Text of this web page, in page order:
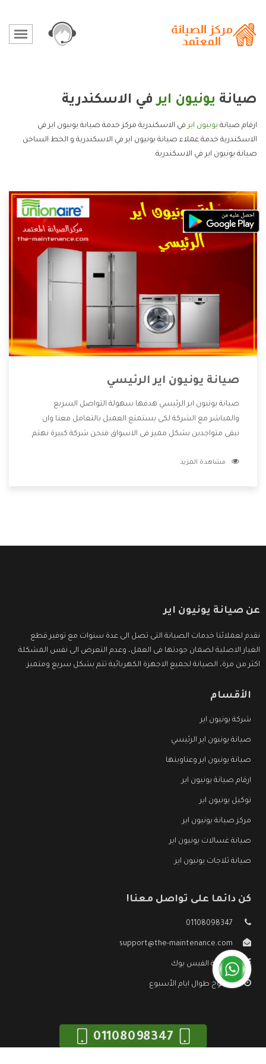
صيانة يونيون ايرفي الاسكندرية
ارقام صيانة يونيون ايرفي الاسكندرية مركز خدمة صيانة يونيون اير في
الاسكندرية خدمة عملاء صيانة يونيون اير في الاسكندرية و الخط الساخن
صيانة يونيون اير في الاسكندرية.
صيانة يونيون اير الرئيسي
صيانة يونيون اير الرئيسي هدفها سهولة التواصل السريع
والمباشر مع الشركة لكى يستمتع العميل بالتعامل معنا وان
نبقى متواجدين بشكل مميز فى الاسواق فنحن شركة كبيرة نهتم
الشركة بها والتى تكون منها خدمة الصيانة التى تكون من أهم
مشاهدة المزيد
عن صيانة يونيون اير
نقدم لعملائنا خدمات الصيانة التى تصل الى عدة سنوات مع توفير قطع
الغيار الاصلية لضمان جودتها فى العمل، وعدم التعرض الى نفس المشكلة
اكثر من مرة، الصيانة لجميع الاجهزة الكهربائية تتم بشكل سريع ومتميز.
الأقسام
شركة يونيون اير
صيانة يونيون اير الرئيسي
صيانة يونيون اير وعناوينها
ارقام صيانة يونيون اير
توكيل يونيون اير
مركز صيانة يونيون اير
صيانة غسالات يونيون اير
صيانة ثلاجات يونيون اير
كن دائما على تواصل معنا!
01108098347
support@the-maintenance.com
صفحة الفيس بوك
مفتوح طوال ايام الأسبوع
01108098347